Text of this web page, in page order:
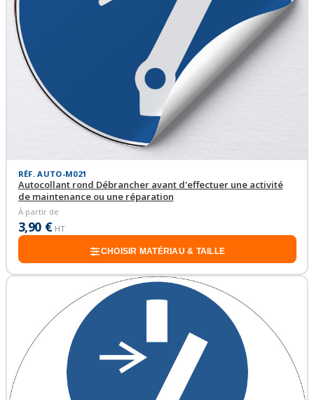
RÉF. AUTO-M021
Autocollant rond Débrancher avant d'effectuer une activité
de maintenance ou une réparation
À partir de
3,90 € HT
CHOISIR MATÉRIAU & TAILLE